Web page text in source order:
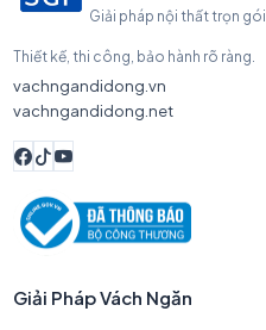
Giải pháp nội thất trọn gói
Thiết kế, thi công, bảo hành rõ ràng.
vachngandidong.vn
vachngandidong.net
Giải Pháp Vách Ngăn